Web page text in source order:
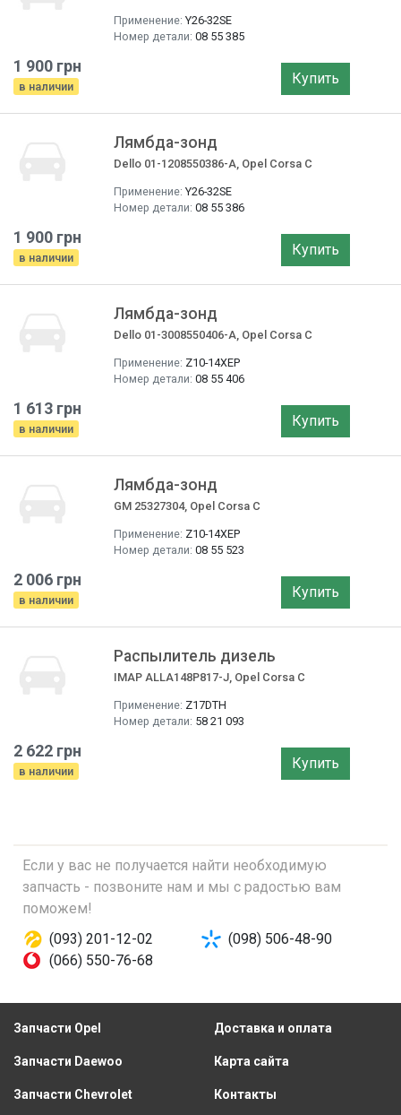
Применение: Y26-32SE
Номер детали: 08 55 385
1 900 грн
в наличии Купить
Лямбда-зонд
Dello 01-1208550386-A, Opel Corsa C
Применение: Y26-32SE
Номер детали: 08 55 386
1 900 грн
в наличии Купить
Лямбда-зонд
Dello 01-3008550406-A, Opel Corsa C
Применение: Z10-14XEP
Номер детали: 08 55 406
1 613 грн
в наличии Купить
Лямбда-зонд
GM 25327304, Opel Corsa C
Применение: Z10-14XEP
Номер детали: 08 55 523
2 006 грн
в наличии Купить
Распылитель дизель
IMAP ALLA148P817-J, Opel Corsa C
Применение: Z17DTH
Номер детали: 58 21 093
2 622 грн
в наличии Купить
Если у вас не получается найти необходимую
запчасть - позвоните нам и мы с радостью вам
поможем!
(093) 201-12-02
(098) 506-48-90
(066) 550-76-68
Запчасти Opel
Запчасти Daewoo
Запчасти Chevrolet
Доставка и оплата
Карта сайта
Контакты